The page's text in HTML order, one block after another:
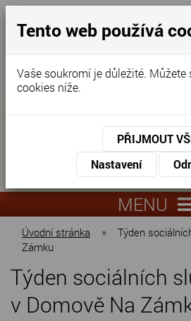
prohlídka
KONTAKTUJTE
KONTAKTUJTE
MENU
Úvodní stránka »
Týden
Zámku
Týden sociálních
v Domově Na
Tento web používá
Vaše soukromí je důležité.
cookies níže.
PŘIJMOUT
Nastavení